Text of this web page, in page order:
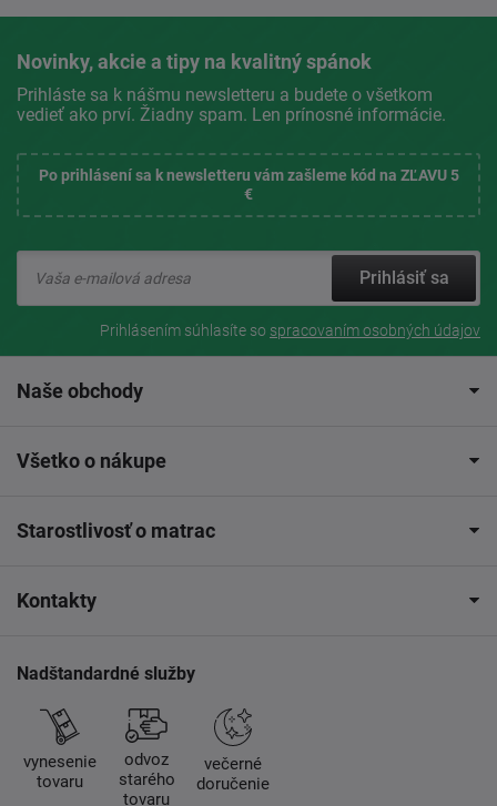
Novinky, akcie a tipy na kvalitný spánok
Prihláste sa k nášmu newsletteru a budete o všetkom
vedieť ako prví. Žiadny spam. Len prínosné informácie.
Po prihlásení sa k newsletteru vám zašleme kód na ZĽAVU 5
€
Prihlásiť sa
Prihlásením súhlasíte so spracovaním osobných údajov
Naše obchody
Všetko o nákupe
Starostlivosť o matrac
Kontakty
Nadštandardné služby
vynesenie
tovaru
odvoz
starého
tovaru
večerné
doručenie